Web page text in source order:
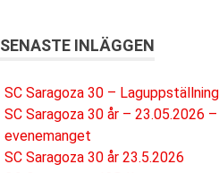
SENASTE INLÄGGEN
SC Saragoza 30 –
SC Saragoza 30 år – 23.05.2026
evenemanget
SC Saragoza 30 år 23.5.2026